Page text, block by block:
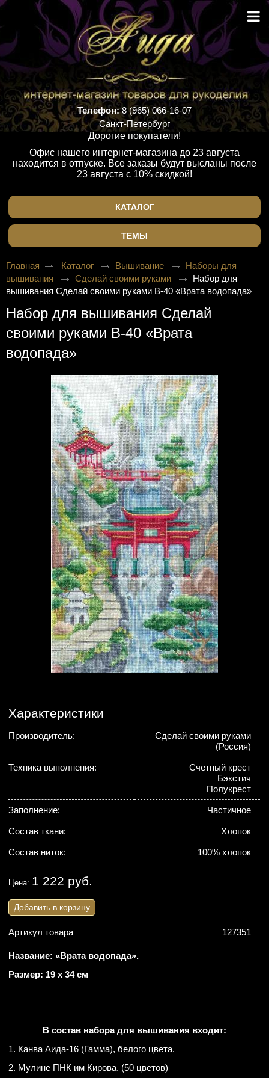
Телефон:8 (965) 066-16-07
Санкт-Петербург
Дорогие покупатели!
Офис нашего интернет-магазина до 23 августа
находится в отпуске. Все заказы будут высланы после
23 августа с 10% скидкой!
КАТАЛОГ
ТЕМЫ
Главная Каталог Вышивание
Наборы для
вышивания
Сделай своими руками
Набор для
вышивания Сделай своими руками В-40 «Врата водопада»
Набор для вышивания Сделай
своими руками В-40 «Врата
водопада»
Характеристики
Производитель:
Сделай своими руками
(Россия)
Техника выполнения:
Счетный крест
Бэкстич
Полукрест
Заполнение: Частичное
Состав ткани: Хлопок
Состав ниток: 100% хлопок
Цена: 1 222 руб.
Добавить в корзину
Артикул товара 127351
Название: «Врата водопада».
Размер: 19 х 34 см
В состав набора для вышивания входит:
1. Канва Аида-16 (Гамма), белого цвета.
2. Мулине ПНК им Кирова. (50 цветов)